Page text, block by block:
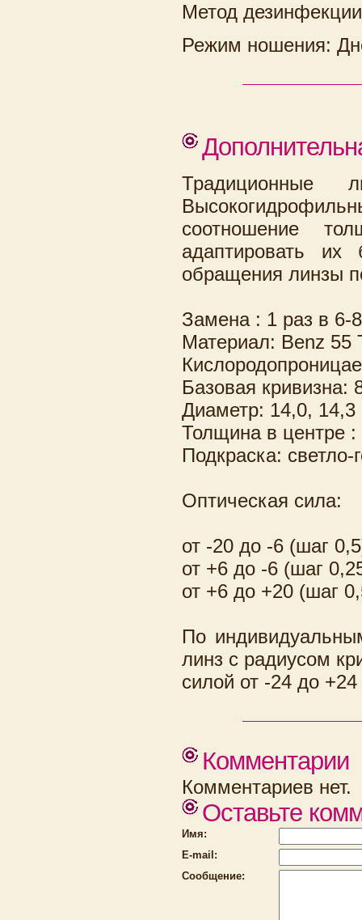
Метод
Режим ношения:
Традиционные
соотношение
адаптировать
обращения линзы
Замена : 1 раз в 6-
Материал: Benz 55
Базовая кривизна:
Диаметр: 14,0, 14,3
Толщина в центре :
Подкраска: светло-
Оптическая сила:
от -20 до -6 (шаг
от +6 до -6 (шаг
от +6 до +20 (шаг
По
линз с радиусом
силой от -24 до
Комментарии
Комментариев нет.
Оставьте
Имя:
E-mail:
Сообщение: